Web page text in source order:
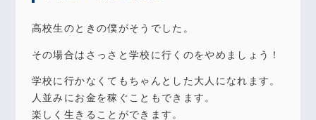
高校生のときの僕がそうでした。
その場合はさっさと学校に行くのをやめましょう！
学校に行かなくてもちゃんとした大人になれます。
人並みにお金を稼ぐこともできます。
楽しく生きることができます。